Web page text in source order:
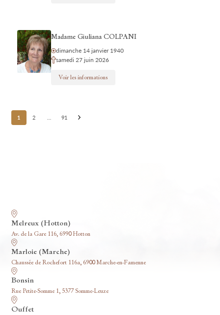
Madame Giuliana COLPANI
dimanche 14 janvier 1940
samedi 27 juin 2026
Voir les informations
Posts
pagination
1 2 91
Melreux (Hotton)
Av. de la Gare 116, 6990 Hotton
Marloie (Marche)
Chaussée de Rochefort 116a, 6900 Marche-en-Famenne
Bonsin
Rue Petite-Somme 1, 5377 Somme-Leuze
Ouffet